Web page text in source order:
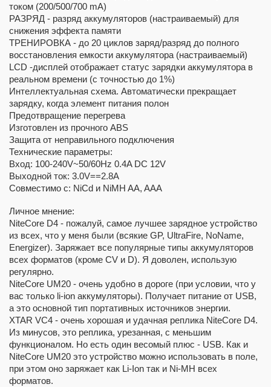
током (200/500/700 mA)
РАЗРЯД - разряд аккумуляторов (настраиваемый) для
снижения эффекта памяти
ТРЕНИРОВКА - до 20 циклов заряд/разряд до полного
восстановления емкости аккумулятора (настраиваемый)
LCD -дисплей отображает статус зарядки аккумулятора в
реальном времени (с точностью до 1%)
Интеллектуальная схема. Автоматически прекращает
зарядку, когда элемент питания полон
Предотвращение перегрева
Изготовлен из прочного ABS
Защита от неправильного подключения
Технические параметры:
Вход: 100-240V~50/60Hz 0.4A DC 12V
Выходной ток: 3.0V==2.8A
Совместимо с: NiCd и NiMH AA, AAA
Личное мнение:
NiteCore D4 - пожалуй, самое лучшее зарядное устройство
из всех, что у меня были (всякие GP, UltraFire, NoName,
Energizer). Заряжает все популярные типы аккумуляторов
всех форматов (кроме CV и D). Я доволен, использую
регулярно.
NiteCore UM20 - очень удобно в дороге (при условии, что у
вас только li-ion аккумуляторы). Получает питание от USB,
а это основной тип портативных источников энергии.
XTAR VC4 - очень хорошая и удачная реплика NiteCore D4.
Из минусов, это реплика, урезанная, с меньшим
функционалом. Но есть один весомый плюс - USB. Как и
NiteCore UM20 это устройство можно использовать в поле,
при этом оно заряжает как Li-Ion так и Ni-MH всех
форматов.